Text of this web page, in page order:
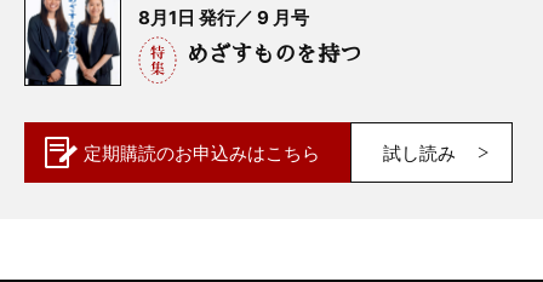
8月1日 発行／ 9 月号
めざすものを持つ
定期購読のお申込みはこちら 試し読み